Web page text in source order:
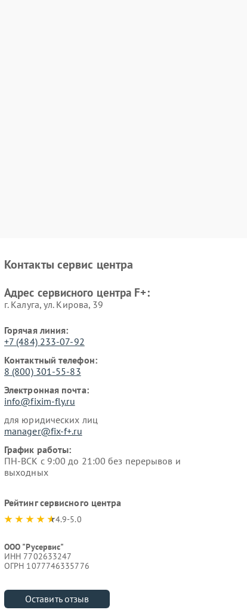
Контакты сервис центра
Адрес сервисного центра F+:
г. Калуга, ул. Кирова, 39
Горячая линия:
+7 (484) 233-07-92
Контактный телефон:
8 (800) 301-55-83
Электронная почта:
info@fixim-fly.ru
для юридических лиц
manager@fix-f+.ru
График работы:
ПН-ВСК с 9:00 до 21:00 без перерывов и
выходных
Рейтинг сервисного центра
4.9-5.0
ООО "Русервис"
ИНН 7702633247
ОГРН 1077746335776
Оставить отзыв